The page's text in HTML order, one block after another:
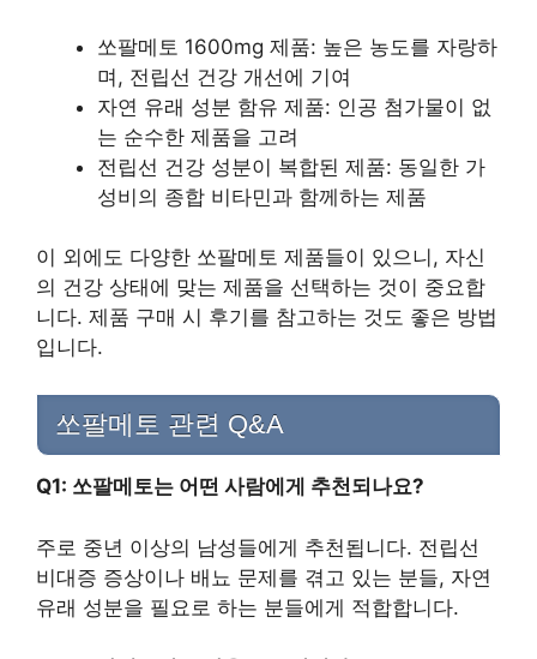
쏘팔메토 1600mg 제품: 높은 농도를 자랑하
며, 전립선 건강 개선에 기여
자연 유래 성분 함유 제품: 인공 첨가물이 없
는 순수한 제품을 고려
전립선 건강 성분이 복합된 제품: 동일한 가
성비의 종합 비타민과 함께하는 제품
이 외에도 다양한 쏘팔메토 제품들이 있으니, 자신
의 건강 상태에 맞는 제품을 선택하는 것이 중요합
니다. 제품 구매 시 후기를 참고하는 것도 좋은 방법
입니다.
쏘팔메토 관련 Q&A
Q1: 쏘팔메토는 어떤 사람에게 추천되나요?
주로 중년 이상의 남성들에게 추천됩니다. 전립선
비대증 증상이나 배뇨 문제를 겪고 있는 분들, 자연
유래 성분을 필요로 하는 분들에게 적합합니다.